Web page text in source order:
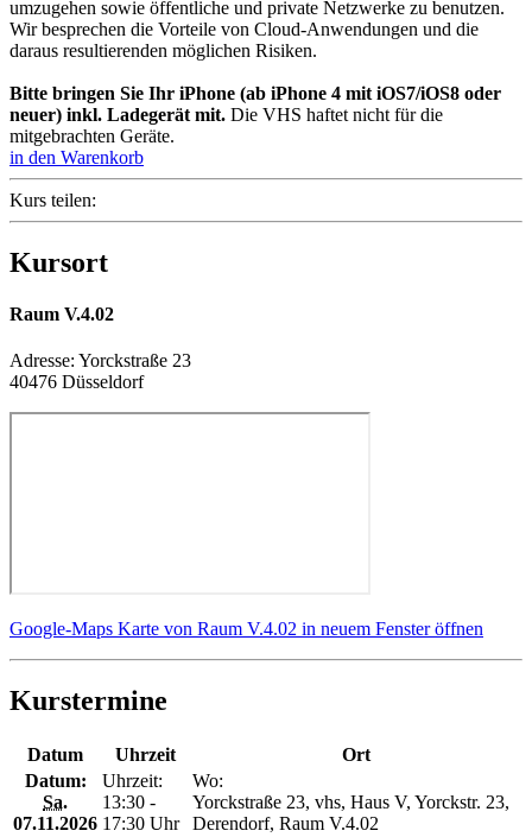
umzugehen sowie öffentliche und private Netzwerke zu benutzen.
Wir besprechen die Vorteile von Cloud-Anwendungen und die
daraus resultierenden möglichen Risiken.
Bitte bringen Sie Ihr iPhone (ab iPhone 4 mit iOS7/iOS8 oder
neuer) inkl. Ladegerät mit. Die VHS haftet nicht für die
mitgebrachten Geräte.
in den Warenkorb
Kurs teilen:
Kursort
Raum V.4.02
Adresse: Yorckstraße 23
40476 Düsseldorf
Google-Maps Karte von Raum V.4.02 in neuem Fenster öffnen
Kurstermine
Datum Uhrzeit
Ort
Datum:
Sa.
07.11.2026
Uhrzeit:
13:30 -
17:30 Uhr
Wo:
Yorckstraße 23, vhs, Haus V, Yorckstr. 23,
Derendorf, Raum V.4.02